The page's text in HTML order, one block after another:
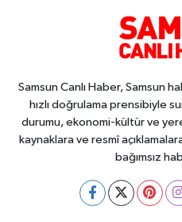
Samsun Canlı Haber, Samsun
hızlı doğrulama prensibiyle
durumu, ekonomi-kültür ve
kaynaklara ve resmî
bağımsız